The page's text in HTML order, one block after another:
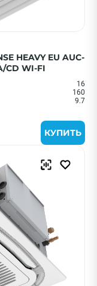
HEAVY EU AUC-
CD WI-FI
16
160
9.7
КУПИТЬ